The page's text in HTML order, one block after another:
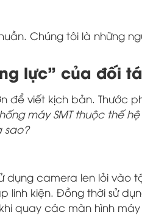
Chúng tôi là những
lực” của đối
viết kịch bản. Thước
máy SMT thuộc thế
sao?
dụng camera len lỏi vào
linh kiện. Đồng thời sử
quay các màn hình